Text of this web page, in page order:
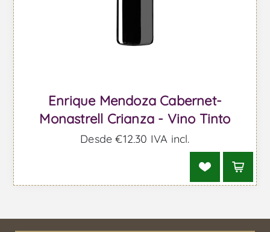
Enrique Mendoza Cabernet-
Monastrell Crianza - Vino Tinto
Desde €12,30 IVA incl.